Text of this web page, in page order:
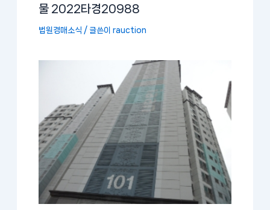
물 2022타경20988
법원경매소식 / 글쓴이rauction